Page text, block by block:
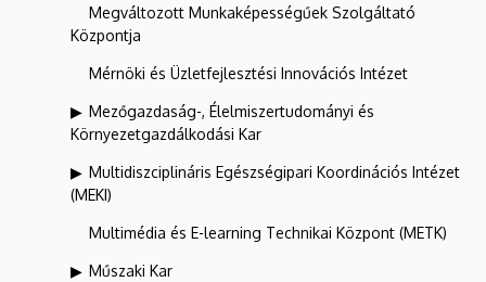
Megváltozott Munkaképességűek Szolgáltató
Központja
Mérnöki és Üzletfejlesztési Innovációs Intézet
Mezőgazdaság-, Élelmiszertudományi és
Környezetgazdálkodási Kar
Multidiszciplináris Egészségipari Koordinációs Intézet
(MEKI)
Multimédia és E-learning Technikai Központ (METK)
Műszaki Kar